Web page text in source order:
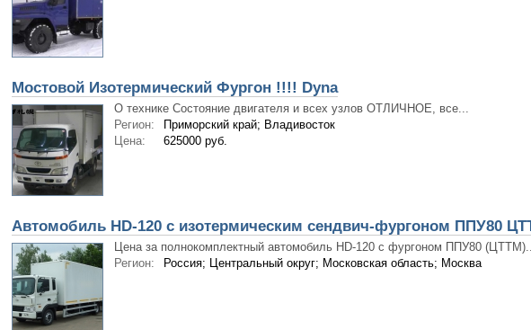
Мостовой Изотермический Фургон !!!! Dyna
О технике Состояние двигателя и всех узлов ОТЛИЧНОЕ, все...
Регион:
Приморский край; Владивосток
Цена:
625000 руб.
Автомобиль HD-120 с изотермическим сендвич-фургоном ППУ80
Цена за полнокомплектный автомобиль HD-120 с фургоном ППУ80
Регион:
Россия; Центральный округ; Московская область; Москва